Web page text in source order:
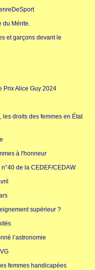
du Mérite.
et garçons devant le
Prix Alice Guy 2024
droits des femmes en État
à l'honneur
de la CEDEF/CEDAW
supérieur ?
l’astronomie
femmes handicapées